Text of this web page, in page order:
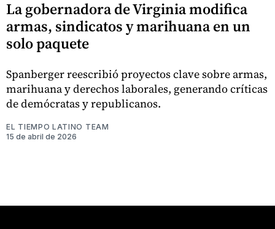
La gobernadora de Virginia modifica
armas, sindicatos y marihuana en un
solo paquete
Spanberger reescribió proyectos clave sobre armas,
marihuana y derechos laborales, generando críticas
de demócratas y republicanos.
EL TIEMPO LATINO TEAM
15 de abril de 2026